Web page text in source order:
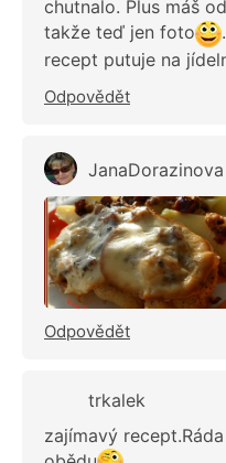
chutnalo. Plus máš
takže teď jen foto
recept putuje na
Odpovědět
JanaDorazinova
Odpovědět
trkalek
zajímavý